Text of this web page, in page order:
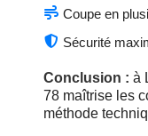
Coupe en
Sécurité
Conclusion : à
78 maîtrise les
méthode